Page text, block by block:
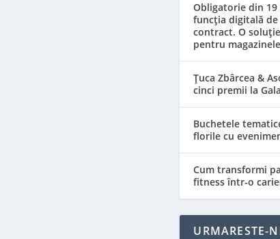
Obligatorie din 19
funcția digitală
contract. O
pentru
Țuca Zbârcea &
cinci premii la
Buchetele
florile cu
Cum transformi
fitness într-o
URMARESTE-